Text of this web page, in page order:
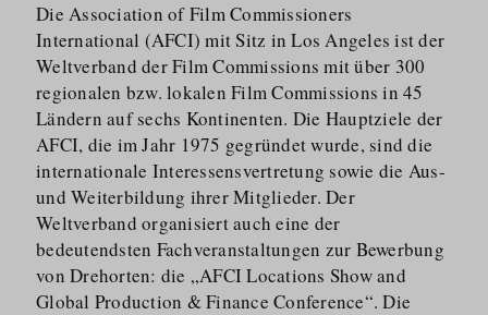
Die Association of Film Commissioners
International (AFCI) mit Sitz in Los Angeles ist der
Weltverband der Film Commissions mit über 300
regionalen bzw. lokalen Film Commissions in 45
Ländern auf sechs Kontinenten. Die Hauptziele der
AFCI, die im Jahr 1975 gegründet wurde, sind die
internationale Interessens­vertretung sowie die Aus-
und Weiterbildung ihrer Mitglieder. Der
Weltverband organisiert auch eine der
bedeutendsten Fachveran­staltungen zur Bewerbung
von Drehorten: die „AFCI Locations Show and
Global Production & Finance Conference“. Die